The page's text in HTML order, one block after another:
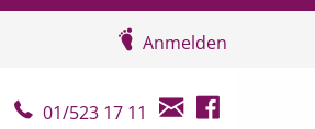
Anmelden
Telefonkontakt
01/523 17 11
E-Mail Kontakt
Facebook